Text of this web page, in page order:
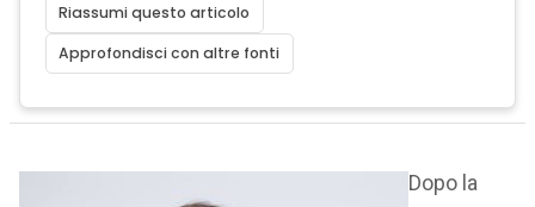
Riassumi questo articolo
Approfondisci con altre fonti
Dopo la